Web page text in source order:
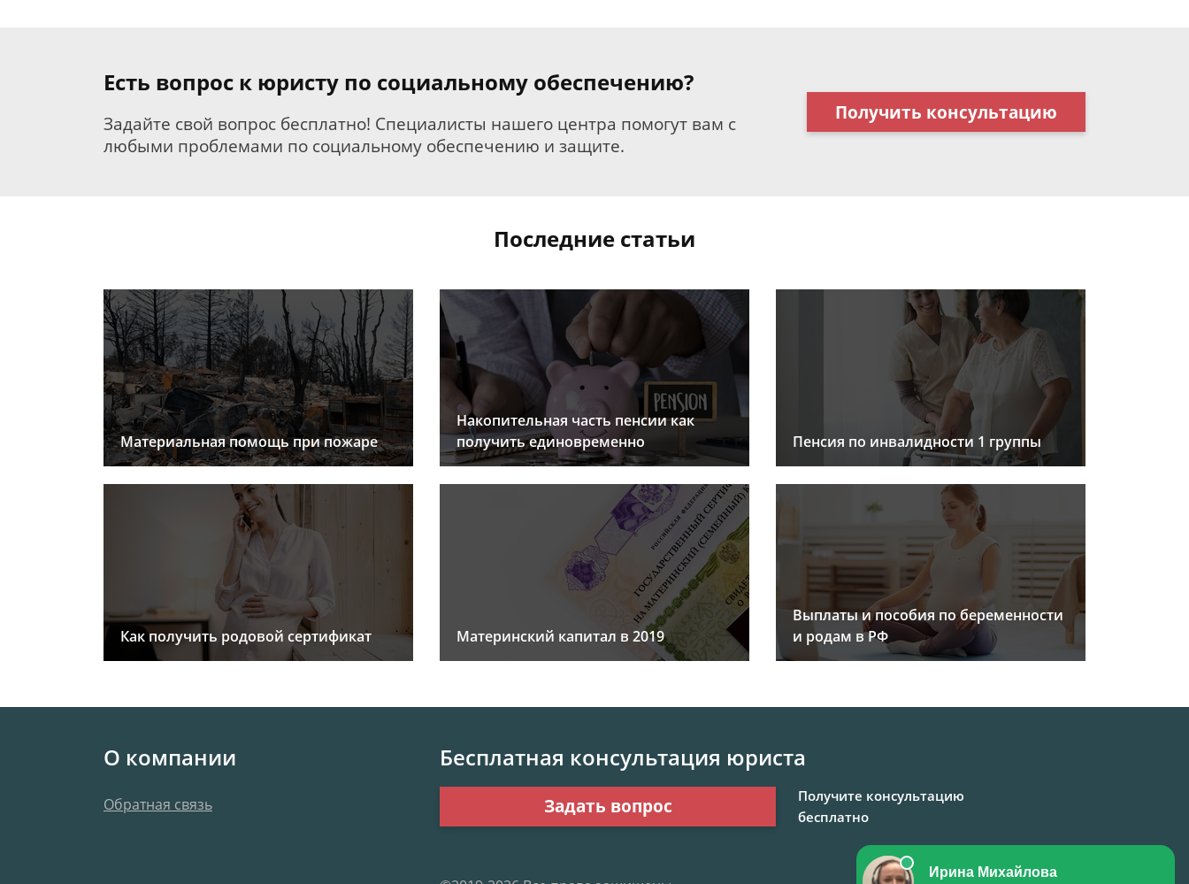
Есть вопрос к юристу по социальному обеспечению?
Задайте свой вопрос бесплатно! Специалисты нашего центра помогут вам с
любыми проблемами по социальному обеспечению и защите.
Получить консультацию
Последние статьи
Материальная помощь при пожаре
Накопительная часть пенсии как
получить единовременно
Пенсия по инвалидности 1 группы
Как получить родовой сертификат Материнский капитал в 2019
Выплаты и пособия по беременности
и родам в РФ
О компании
Обратная связь
Бесплатная консультация юриста
Задать вопрос
Получите консультацию
бесплатно